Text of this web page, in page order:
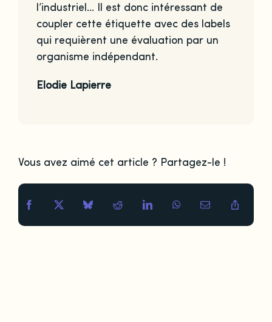
l’industriel… Il est donc intéressant de
coupler cette étiquette avec des labels
qui requièrent une évaluation par un
organisme indépendant.
Elodie Lapierre
Vous avez aimé cet article ? Partagez-le !